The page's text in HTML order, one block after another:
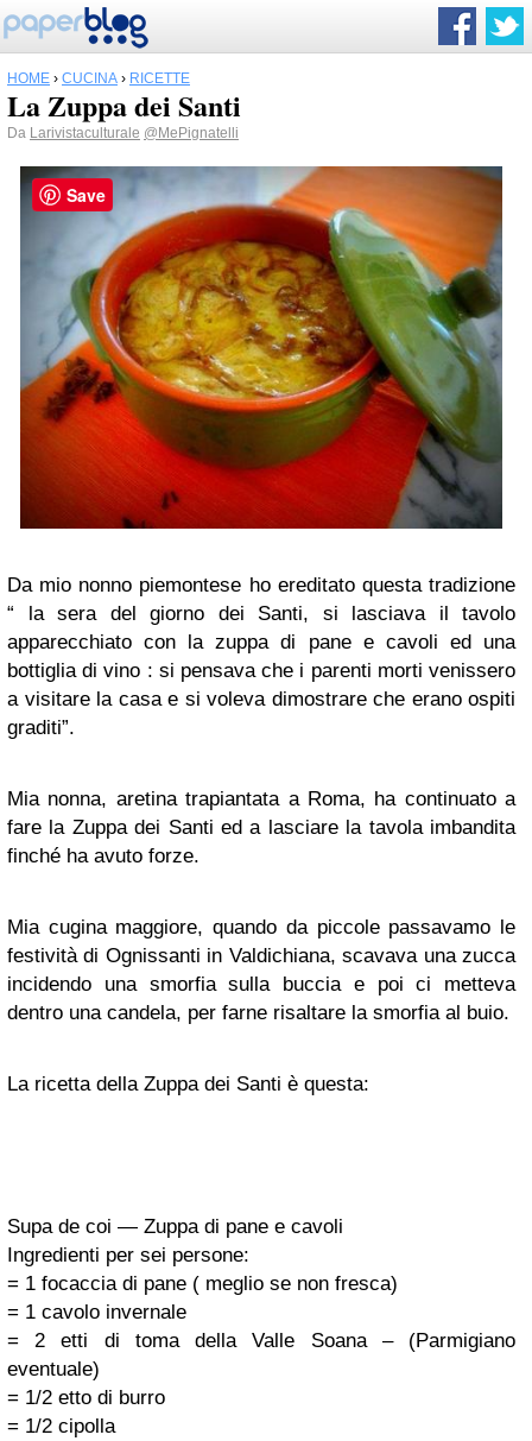
HOME › CUCINA › RICETTE
La Zuppa dei Santi
Da Larivistaculturale @MePignatelli
Da mio nonno piemontese ho ereditato questa tradizione
“ la sera del giorno dei Santi, si lasciava il tavolo
apparecchiato con la zuppa di pane e cavoli ed una
bottiglia di vino : si pensava che i parenti morti venissero
a visitare la casa e si voleva dimostrare che erano ospiti
graditi”.
Mia nonna, aretina trapiantata a Roma, ha continuato a
fare la Zuppa dei Santi ed a lasciare la tavola imbandita
finché ha avuto forze.
Mia cugina maggiore, quando da piccole passavamo le
festività di Ognissanti in Valdichiana, scavava una zucca
incidendo una smorfia sulla buccia e poi ci metteva
dentro una candela, per farne risaltare la smorfia al buio.
La ricetta della Zuppa dei Santi è questa:
Supa de coi — Zuppa di pane e cavoli
Ingredienti per sei persone:
= 1 focaccia di pane ( meglio se non fresca)
= 1 cavolo invernale
= 2 etti di toma della Valle Soana – (Parmigiano
eventuale)
= 1/2 etto di burro
= 1/2 cipolla
Save